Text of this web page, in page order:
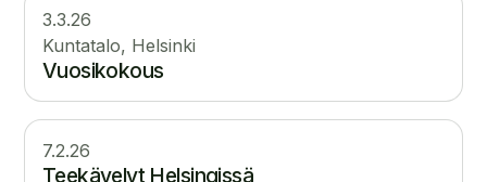
3.3.26
Kuntatalo, Helsinki
Vuosikokous
7.2.26
Teekävelyt Helsingissä